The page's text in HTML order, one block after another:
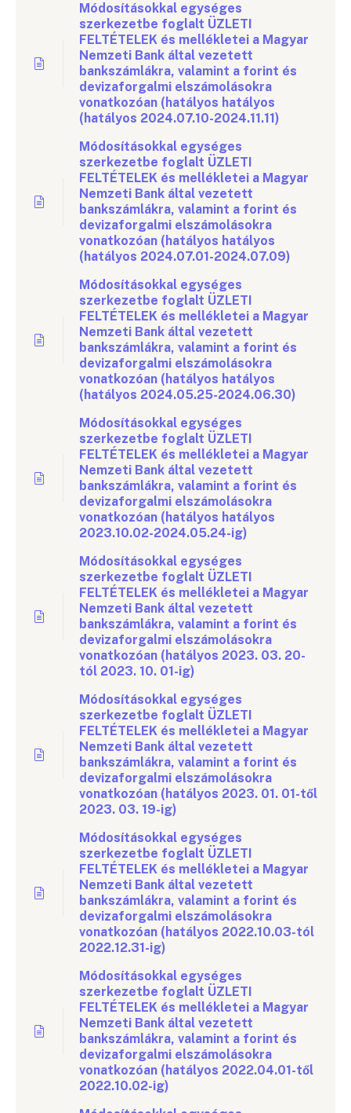
Módosításokkal egységes
szerkezetbe foglalt ÜZLETI
FELTÉTELEK és mellékletei a Magyar
Nemzeti Bank által vezetett
bankszámlákra, valamint a forint és
devizaforgalmi elszámolásokra
vonatkozóan (hatályos hatályos
(hatályos 2024.07.10-2024.11.11)
Módosításokkal egységes
szerkezetbe foglalt ÜZLETI
FELTÉTELEK és mellékletei a Magyar
Nemzeti Bank által vezetett
bankszámlákra, valamint a forint és
devizaforgalmi elszámolásokra
vonatkozóan (hatályos hatályos
(hatályos 2024.07.01-2024.07.09)
Módosításokkal egységes
szerkezetbe foglalt ÜZLETI
FELTÉTELEK és mellékletei a Magyar
Nemzeti Bank által vezetett
bankszámlákra, valamint a forint és
devizaforgalmi elszámolásokra
vonatkozóan (hatályos hatályos
(hatályos 2024.05.25-2024.06.30)
Módosításokkal egységes
szerkezetbe foglalt ÜZLETI
FELTÉTELEK és mellékletei a Magyar
Nemzeti Bank által vezetett
bankszámlákra, valamint a forint és
devizaforgalmi elszámolásokra
vonatkozóan (hatályos hatályos
2023.10.02-2024.05.24-ig)
Módosításokkal egységes
szerkezetbe foglalt ÜZLETI
FELTÉTELEK és mellékletei a Magyar
Nemzeti Bank által vezetett
bankszámlákra, valamint a forint és
devizaforgalmi elszámolásokra
vonatkozóan (hatályos 2023. 03. 20-
tól 2023. 10. 01-ig)
Módosításokkal egységes
szerkezetbe foglalt ÜZLETI
FELTÉTELEK és mellékletei a Magyar
Nemzeti Bank által vezetett
bankszámlákra, valamint a forint és
devizaforgalmi elszámolásokra
vonatkozóan (hatályos 2023. 01. 01-től
2023. 03. 19-ig)
Módosításokkal egységes
szerkezetbe foglalt ÜZLETI
FELTÉTELEK és mellékletei a Magyar
Nemzeti Bank által vezetett
bankszámlákra, valamint a forint és
devizaforgalmi elszámolásokra
vonatkozóan (hatályos 2022.10.03-tól
2022.12.31-ig)
Módosításokkal egységes
szerkezetbe foglalt ÜZLETI
FELTÉTELEK és mellékletei a Magyar
Nemzeti Bank által vezetett
bankszámlákra, valamint a forint és
devizaforgalmi elszámolásokra
vonatkozóan (hatályos 2022.04.01-től
2022.10.02-ig)